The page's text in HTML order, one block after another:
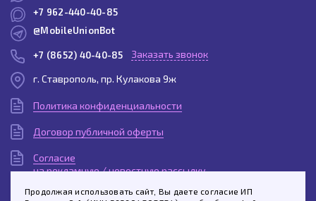
Продолжая использовать сайт, Вы даете согласие ИП
+7 962-440-40-85
@MobileUnionBot
+7 (8652) 40-40-85 Заказать звонок
г. Ставрополь, пр. Кулакова 9ж
Политика конфиденциальности
Договор публичной оферты
Согласие
на рекламную / новостную рассылку
Согласие